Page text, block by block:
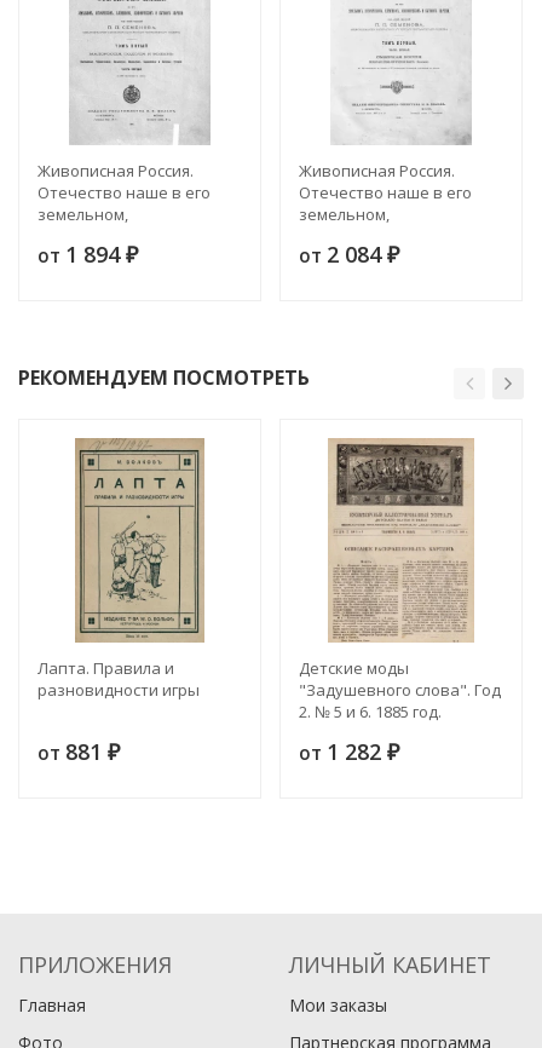
Живописная Россия.
Отечество наше в его
земельном,
племенном,
от 1 894 ₽
Живописная Россия.
Отечество наше в его
земельном,
племенном,
Древненовгородская
область (продолжение)
от 2 084 ₽
РЕКОМЕНДУЕМ ПОСМОТРЕТЬ
Лапта. Правила и
разновидности игры
от 881 ₽
Детские моды
"Задушевного слова". Год
2. № 5 и 6. 1885 год.
иллюстрированный
от 1 282 ₽
ПРИЛОЖЕНИЯ
Главная
Фото
ЛИЧНЫЙ КАБИНЕТ
Мои заказы
Партнерская программа